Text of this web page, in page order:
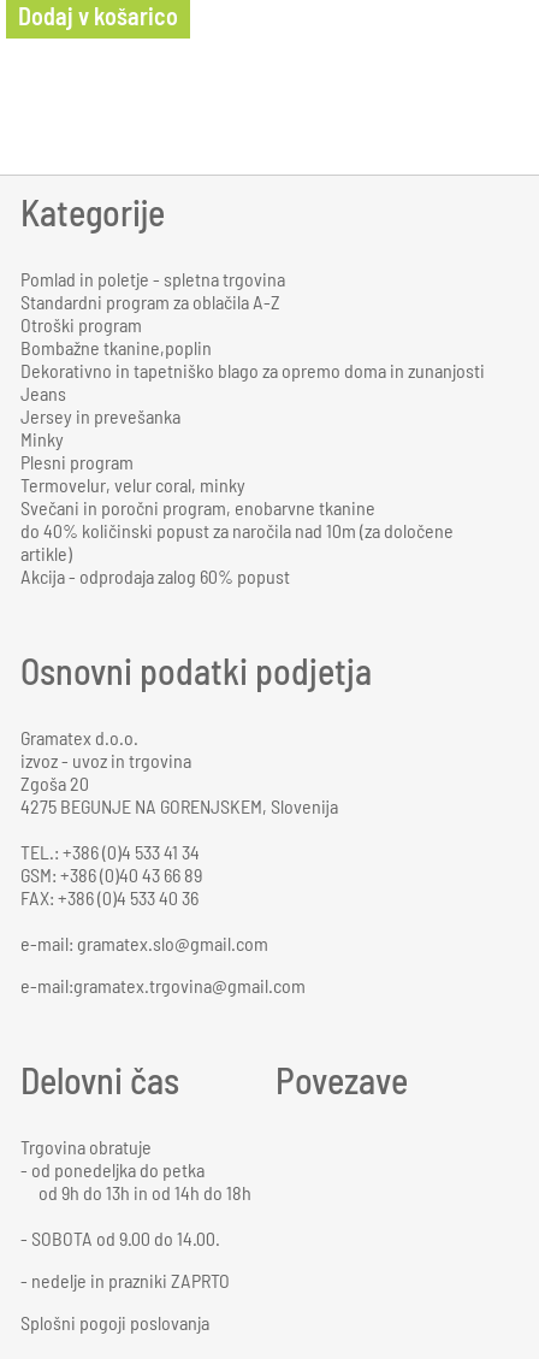
Dodaj v košarico
Kategorije
Pomlad in poletje - spletna trgovina
Standardni program za oblačila A-Z
Otroški program
Bombažne tkanine,poplin
Dekorativno in tapetniško blago za opremo doma in zunanjosti
Jeans
Jersey in prevešanka
Minky
Plesni program
Termovelur, velur coral, minky
Svečani in poročni program, enobarvne tkanine
do 40% količinski popust za naročila nad 10m (za določene
artikle)
Akcija - odprodaja zalog 60% popust
Osnovni podatki podjetja
Gramatex d.o.o.
izvoz - uvoz in trgovina
Zgoša 20
4275 BEGUNJE NA GORENJSKEM, Slovenija
TEL.: +386 (0)4 533 41 34
GSM: +386 (0)40 43 66 89
FAX: +386 (0)4 533 40 36
e-mail: gramatex.slo@gmail.com
e-mail:gramatex.trgovina@gmail.com
Delovni čas
Trgovina obratuje
- od ponedeljka do petka
od 9h do 13h in od 14h do 18h
- SOBOTA od 9.00 do 14.00.
- nedelje in prazniki ZAPRTO
Splošni pogoji poslovanja
Povezave